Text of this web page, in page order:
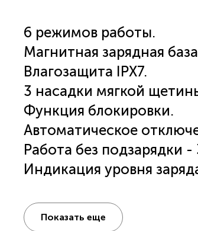
6 режимов работы.
Магнитная зарядная
Влагозащита IPX7.
3 насадки мягкой
Функция блокировки.
Автоматическое
Работа без подзарядки
Индикация уровня
Увеличенная амплитуда
Показать еще